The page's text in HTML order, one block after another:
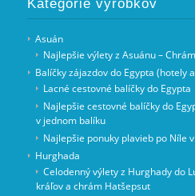
Kategórie výrobkov
Asuán
Najlepšie výlety z Asuánu –
Balíčky zájazdov do Egypta (hotely
Lacné cestovné balíčky do Egypta
Najlepšie cestovné balíčky do
v jednom balíku
Najlepšie ponuky plavieb po Níle
Hurghada
Celodenný výlety z Hurghady do
kráľov a chrám Hatšepsut